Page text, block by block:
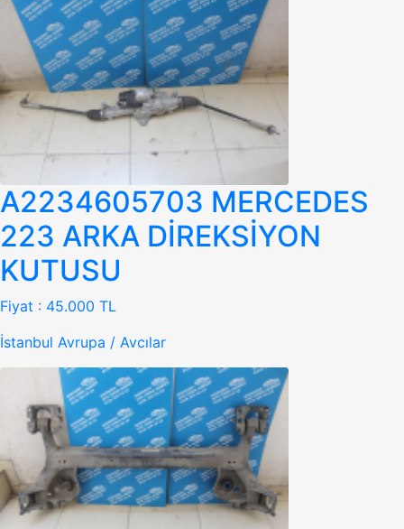
A2234605703 MERCEDES
223 ARKA DİREKSİYON
KUTUSU
Fiyat : 45.000 TL
İstanbul Avrupa / Avcılar